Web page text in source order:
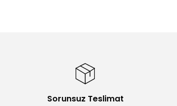
Ürün açıklamasında eksik bilgiler bulunuyor.
Ürün fiyatı diğer sitelerden daha pahalı.
Sorunsuz Teslimat